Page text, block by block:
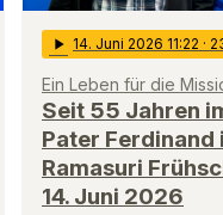
play_arrow 14. Juni 2026 11:22 ·
Ein Leben für die
Seit 55 Jahren
Pater Ferdinand
Ramasuri
14. Juni 2026